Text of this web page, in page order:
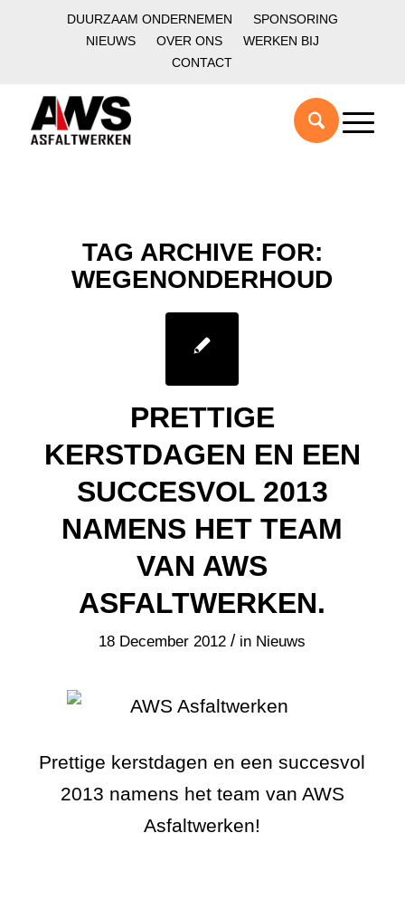
DUURZAAM ONDERNEMEN
SPONSORING
NIEUWS
OVER ONS
WERKEN BIJ
CONTACT
TAG ARCHIVE FOR:
WEGENONDERHOUD
PRETTIGE
KERSTDAGEN EN EEN
SUCCESVOL 2013
NAMENS HET TEAM
VAN AWS
ASFALTWERKEN.
18 December 2012 / in Nieuws
Prettige kerstdagen en een succesvol
2013 namens het team van AWS
Asfaltwerken!